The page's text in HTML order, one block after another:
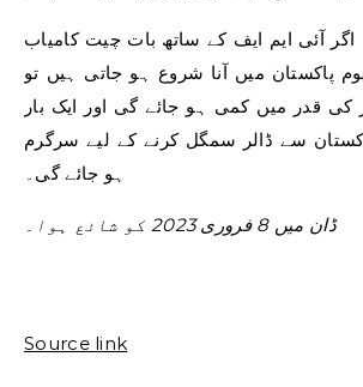
اگر آئی ایم ایف کے ساتھ بات چیت کامیاب
پاکستان میں آنا شروع ہو جاتی ہیں تو
کی قدر میں کمی ہو جائے گی اور ایک بار
سے ڈالر سمگل کرنے کے لیے سرگرم
ہو جائے گی۔
ڈان میں 8 فروری 2023 کو شائع ہوا۔
Source link